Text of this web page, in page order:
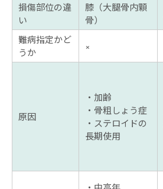
損傷部位の違
い
膝（大腿骨内顆
骨）
難病指定かど
うか
×
原因
加齢
骨粗しょう症
ステロイドの
長期使用